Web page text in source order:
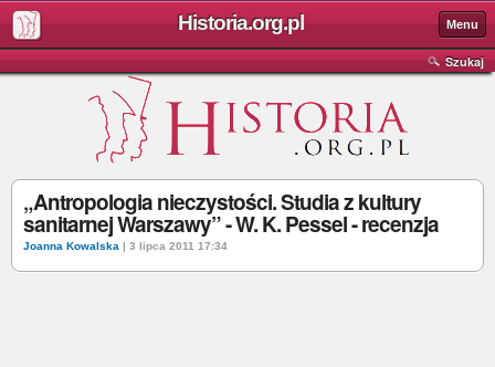
Historia.org.pl Menu
Szukaj
„Antropologia nieczystości. Studia z kultury
sanitarnej Warszawy” - W. K. Pessel - recenzja
Joanna Kowalska | 3 lipca 2011 17:34